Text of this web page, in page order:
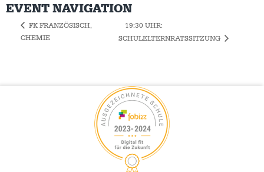
EVENT NAVIGATION
FK FRANZÖSISCH,
CHEMIE
19:30 UHR:
SCHULELTERNRATSSITZUNG